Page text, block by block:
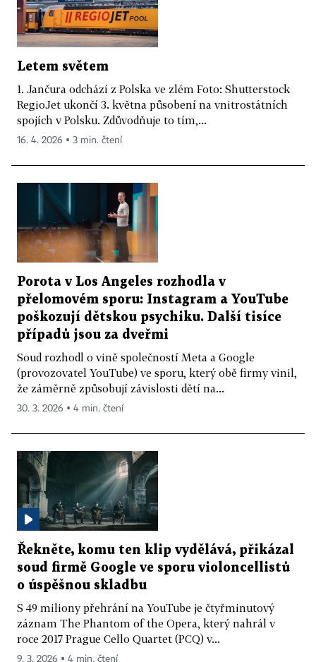
Letem světem
1. Jančura odchází z Polska ve zlém Foto: Shutterstock
RegioJet ukončí 3. května působení na vnitrostátních
spojích v Polsku. Zdůvodňuje to tím,...
16. 4. 2026 ▪ 3 min. čtení
Porota v Los Angeles rozhodla v
přelomovém sporu: Instagram a YouTube
poškozují dětskou psychiku. Další tisíce
případů jsou za dveřmi
Soud rozhodl o vině společností Meta a Google
(provozovatel YouTube) ve sporu, který obě firmy vinil,
že záměrně způsobují závislosti dětí na...
30. 3. 2026 ▪ 4 min. čtení
Řekněte, komu ten klip vydělává, přikázal
soud firmě Google ve sporu violoncellistů
o úspěšnou skladbu
S 49 miliony přehrání na YouTube je čtyřminutový
záznam The Phantom of the Opera, který nahrál v
roce 2017 Prague Cello Quartet (PCQ) v...
9. 3. 2026 ▪ 4 min. čtení